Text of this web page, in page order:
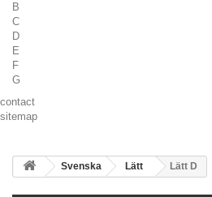
B
C
D
E
F
G
contact
sitemap
Svenska Lätt Lätt D